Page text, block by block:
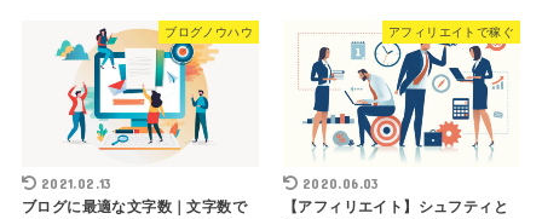
ブログノウハウ
2021.02.13
ブログに最適な文字数｜文字数で
アフィリエイトで稼ぐ
2020.06.03
【アフィリエイト】シュフティと